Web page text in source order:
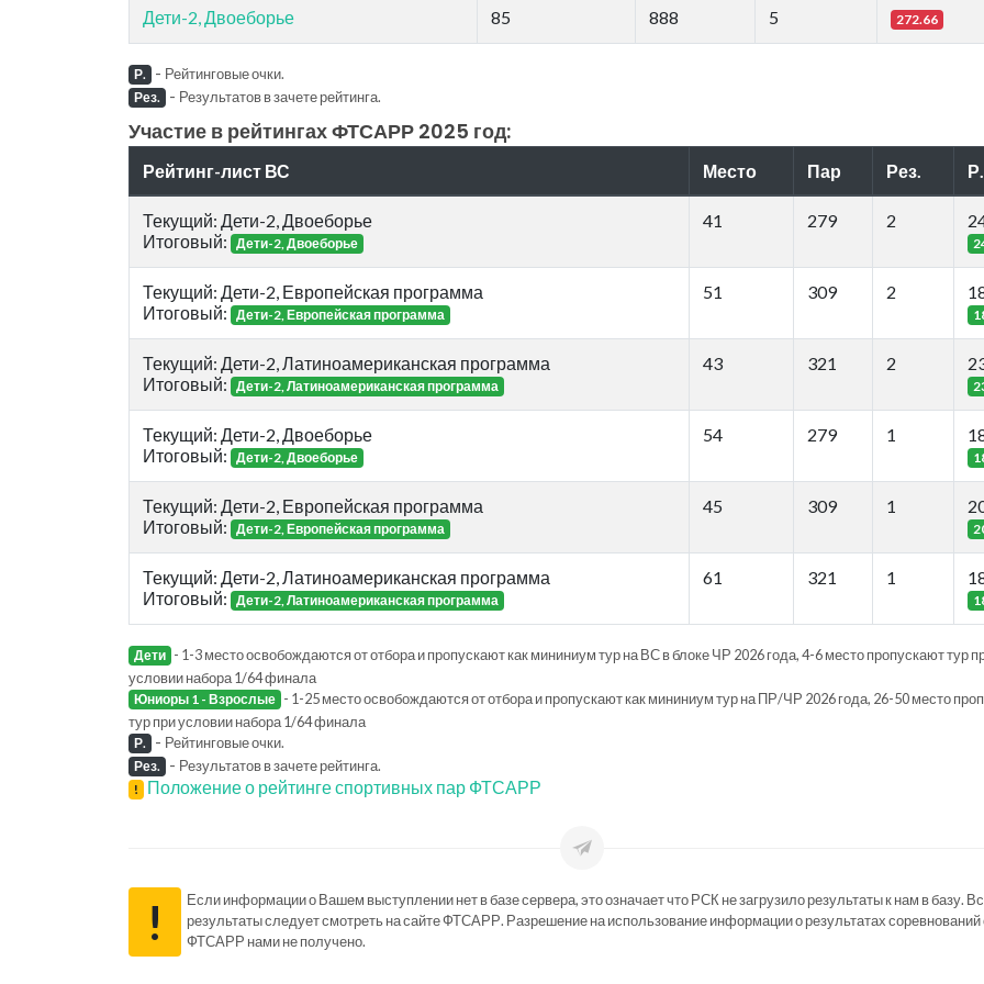
Дети-2, Двоеборье 85 888 5 272.66
Р. - Рейтинговые очки.
Рез. - Результатов в зачете рейтинга.
Участие в рейтингах ФТСАРР 2025 год:
Рейтинг-лист ВС Место Пар Рез. Р.
Текущий: Дети-2, Двоеборье
Итоговый: Дети-2, Двоеборье
41 279 2
Текущий: Дети-2, Европейская программа
Итоговый: Дети-2, Европейская программа
51 309 2
Текущий: Дети-2, Латиноамериканская программа
Итоговый: Дети-2, Латиноамериканская программа
43 321 2
Текущий: Дети-2, Двоеборье
Итоговый: Дети-2, Двоеборье
54 279 1
Текущий: Дети-2, Европейская программа
Итоговый: Дети-2, Европейская программа
45 309 1
Текущий: Дети-2, Латиноамериканская программа
Итоговый: Дети-2, Латиноамериканская программа
61 321 1
Дети - 1-3 место освобождаются от отбора и пропускают как мининиум тур на ВС в блоке ЧР 2026 года, 4-6 место пропускают тур
условии набора 1/64 финала
Юниоры 1 - Взрослые - 1-25 место освобождаются от отбора и пропускают как мининиум тур на ПР/ЧР 2026 года, 26-50 место
тур при условии набора 1/64 финала
Р. - Рейтинговые очки.
Рез. - Результатов в зачете рейтинга.
! Положение о рейтинге спортивных пар ФТСАРР
!
Если информации о Вашем выступлении нет в базе сервера, это означает что РСК не загрузило результаты к нам в базу.
результаты следует смотреть на сайте ФТСАРР. Разрешение на использование информации о результатах соревнований
ФТСАРР нами не получено.